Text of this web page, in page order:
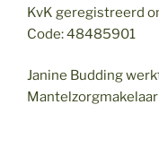
KvK geregistreerd
Code: 48485901
Janine Budding